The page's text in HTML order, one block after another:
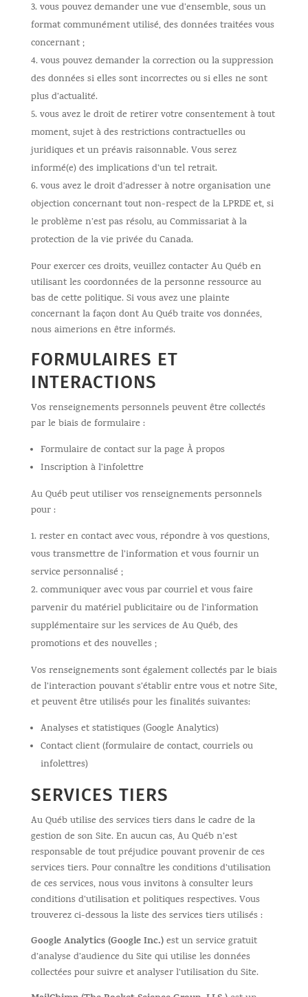
vous pouvez demander une vue d’ensemble, sous un
format communément utilisé, des données traitées vous
concernant ;
vous pouvez demander la correction ou la suppression
des données si elles sont incorrectes ou si elles ne sont
plus d’actualité.
vous avez le droit de retirer votre consentement à tout
moment, sujet à des restrictions contractuelles ou
juridiques et un préavis raisonnable. Vous serez
informé(e) des implications d’un tel retrait.
vous avez le droit d’adresser à notre organisation une
objection concernant tout non-respect de la LPRDE et, si
le problème n’est pas résolu, au Commissariat à la
protection de la vie privée du Canada.
Pour exercer ces droits, veuillez contacter Au Québ en
utilisant les coordonnées de la personne ressource au
bas de cette politique. Si vous avez une plainte
concernant la façon dont Au Québ traite vos données,
nous aimerions en être informés.
FORMULAIRES ET
INTERACTIONS
Vos renseignements personnels peuvent être collectés
par le biais de formulaire :
Formulaire de contact sur la page À propos
Inscription à l’infolettre
Au Québ peut utiliser vos renseignements personnels
pour :
rester en contact avec vous, répondre à vos questions,
vous transmettre de l’information et vous fournir un
service personnalisé ;
communiquer avec vous par courriel et vous faire
parvenir du matériel publicitaire ou de l’information
supplémentaire sur les services de Au Québ, des
promotions et des nouvelles ;
Vos renseignements sont également collectés par le biais
de l’interaction pouvant s’établir entre vous et notre Site,
et peuvent être utilisés pour les finalités suivantes:
Analyses et statistiques (Google Analytics)
Contact client (formulaire de contact, courriels ou
infolettres)
SERVICES TIERS
Au Québ utilise des services tiers dans le cadre de la
gestion de son Site. En aucun cas, Au Québ n’est
responsable de tout préjudice pouvant provenir de ces
services tiers. Pour connaître les conditions d’utilisation
de ces services, nous vous invitons à consulter leurs
conditions d’utilisation et politiques respectives. Vous
trouverez ci-dessous la liste des services tiers utilisés :
Google Analytics (Google Inc.)est un service gratuit
d’analyse d’audience du Site qui utilise les données
collectées pour suivre et analyser l’utilisation du Site.